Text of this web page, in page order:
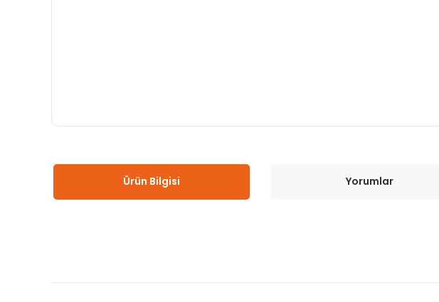
Ürün Bilgisi Yorumlar